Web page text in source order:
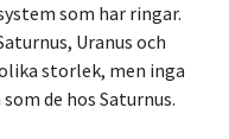
som har ringar.
Uranus och
storlek, men inga
de hos Saturnus.